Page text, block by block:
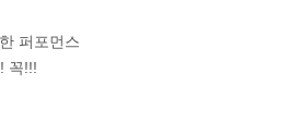
퍼포먼스
꼭!!!